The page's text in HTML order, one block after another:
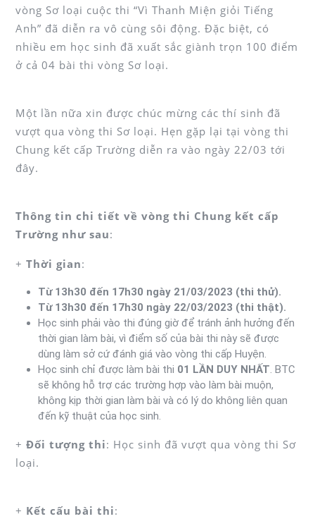
vòng Sơ loại cuộc thi “Vì Thanh Miện giỏi Tiếng
Anh” đã diễn ra vô cùng sôi động. Đặc biệt, có
nhiều em học sinh đã xuất sắc giành trọn 100 điểm
ở cả 04 bài thi vòng Sơ loại.
Một lần nữa xin được chúc mừng các thí sinh đã
vượt qua vòng thi Sơ loại. Hẹn gặp lại tại vòng thi
Chung kết cấp Trường diễn ra vào ngày 22/03 tới
đây.
Thông tin chi tiết về vòng thi Chung kết cấp
Trường như sau:
+ Thời gian:
Từ 13h30 đến 17h30 ngày 21/03/2023 (thi thử).
Từ 13h30 đến 17h30 ngày 22/03/2023 (thi thật).
Học sinh phải vào thi đúng giờ để tránh ảnh hưởng đến
thời gian làm bài, vì điểm số của bài thi này sẽ được
dùng làm sở cứ đánh giá vào vòng thi cấp Huyện.
Học sinh chỉ được làm bài thi 01 LẦN DUY NHẤT. BTC
sẽ không hỗ trợ các trường hợp vào làm bài muộn,
không kịp thời gian làm bài và có lý do không liên quan
đến kỹ thuật của học sinh.
+ Đối tượng thi: Học sinh đã vượt qua vòng thi Sơ
loại.
+ Kết cấu bài thi: